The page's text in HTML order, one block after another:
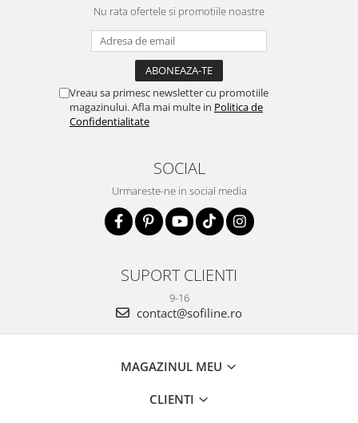
Nu rata ofertele si promotiile noastre
Vreau sa primesc newsletter cu promotiile
magazinului. Afla mai multe in Politica de
Confidentialitate
SOCIAL
Urmareste-ne in social media
SUPORT CLIENTI
9-16
contact@sofiline.ro
MAGAZINUL MEU
CLIENTI